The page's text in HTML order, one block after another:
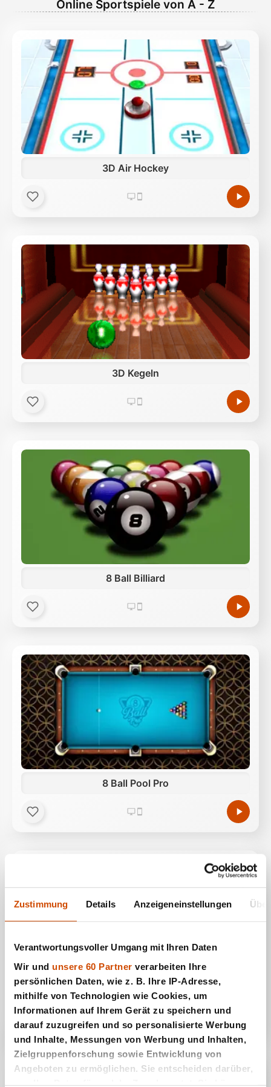
Zustimmung Details Anzeigeneinstellungen
Verantwortungsvoller Umgang mit Ihren Daten
Wir und unsere 60 Partner verarbeiten Ihre
persönlichen Daten, wie z. B. Ihre IP-Adresse,
mithilfe von Technologien wie Cookies, um
Informationen auf Ihrem Gerät zu speichern und
darauf zuzugreifen und so personalisierte Werbung
und Inhalte, Messungen von Werbung und Inhalten,
Zielgruppenforschung sowie Entwicklung von
Angeboten zu ermöglichen. Sie entscheiden darüber,
Online Sportspiele von A - Z
3D Air Hockey
3D Kegeln
8 Ball Billiard
8 Ball Pool Pro
Air Hockey